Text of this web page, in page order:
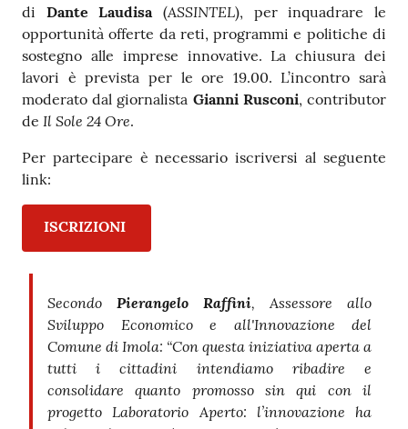
di Dante Laudisa (ASSINTEL), per inquadrare le
opportunità offerte da reti, programmi e politiche di
sostegno alle imprese innovative. La chiusura dei
lavori è prevista per le ore 19.00. L’incontro sarà
moderato dal giornalista Gianni Rusconi, contributor
de Il Sole 24 Ore.
Per partecipare è necessario iscriversi al seguente
link:
ISCRIZIONI
Secondo Pierangelo Raffini, Assessore allo
Sviluppo Economico e all'Innovazione del
Comune di Imola: “Con questa iniziativa aperta a
tutti i cittadini intendiamo ribadire e
consolidare quanto promosso sin qui con il
progetto Laboratorio Aperto: l’innovazione ha